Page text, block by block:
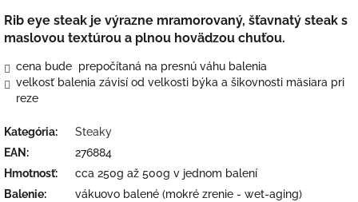
Rib eye steak je výrazne mramorovaný, šťavnatý steak s
maslovou textúrou a plnou hovädzou chuťou.
cena bude prepočítaná na presnú váhu balenia
velkosť balenia závisí od velkosti býka a šikovnosti mäsiara pri
reze
Kategória:
Steaky
EAN :
276884
Hmotnosť:
cca 250g až 500g v jednom balení
Balenie:
vákuovo balené (mokré zrenie - wet-aging)